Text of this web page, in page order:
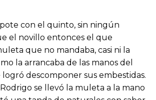
con el quinto, sin ningún
el novillo entonces el que
que no mandaba, casi ni la
la arrancaba de las manos del
descomponer sus embestidas.
se llevó la muleta a la mano